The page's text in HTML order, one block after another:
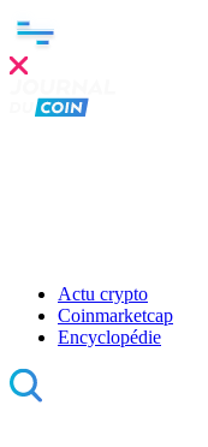
Actu crypto
Coinmarketcap
Encyclopédie